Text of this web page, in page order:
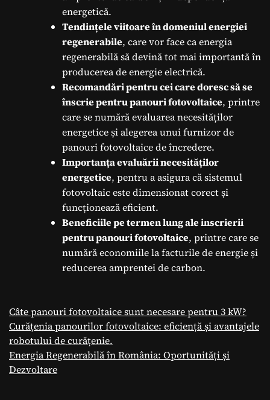
energetică.
Tendințele viitoare în domeniul energiei
regenerabile, care vor face ca energia
regenerabilă să devină tot mai importantă în
producerea de energie electrică.
Recomandări pentru cei care doresc să se
înscrie pentru panouri fotovoltaice, printre
care se numără evaluarea necesităților
energetice și alegerea unui furnizor de
panouri fotovoltaice de încredere.
Importanța evaluării necesităților
energetice, pentru a asigura că sistemul
fotovoltaic este dimensionat corect și
funcționează eficient.
Beneficiile pe termen lung ale inscrierii
pentru panouri fotovoltaice, printre care se
numără economiile la facturile de energie și
reducerea amprentei de carbon.
Câte panouri fotovoltaice sunt necesare pentru 3 kW?
Curățenia panourilor fotovoltaice: eficiență și avantajele
robotului de curățenie.
Energia Regenerabilă în România: Oportunități și
Dezvoltare